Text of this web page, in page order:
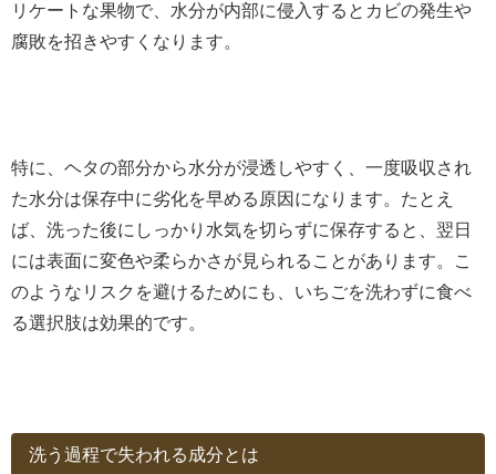
リケートな果物で、水分が内部に侵入するとカビの発生や
腐敗を招きやすくなります。
特に、ヘタの部分から水分が浸透しやすく、一度吸収され
た水分は保存中に劣化を早める原因になります。たとえ
ば、洗った後にしっかり水気を切らずに保存すると、翌日
には表面に変色や柔らかさが見られることがあります。こ
のようなリスクを避けるためにも、いちごを洗わずに食べ
る選択肢は効果的です。
洗う過程で失われる成分とは